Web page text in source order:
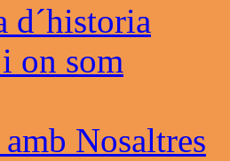
d´historia
on som
Nosaltres